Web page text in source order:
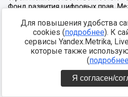
Для повышения удобства
cookies (подробнее). К
сервисы Yandex.Metrika,
которые также
(
Я согласен/